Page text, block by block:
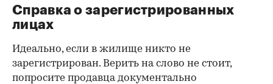
Справка о зарегистрированных
лицах
Идеально, если в жилище никто не
зарегистрирован. Верить на слово не стоит,
попросите продавца документально